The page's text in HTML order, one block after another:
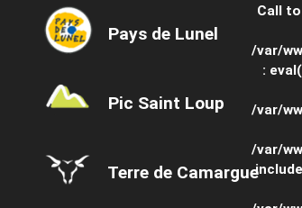
Pays de Lunel
Pic Saint Loup
Terre de Camargue
Call
/var/
:
/var/
/var/